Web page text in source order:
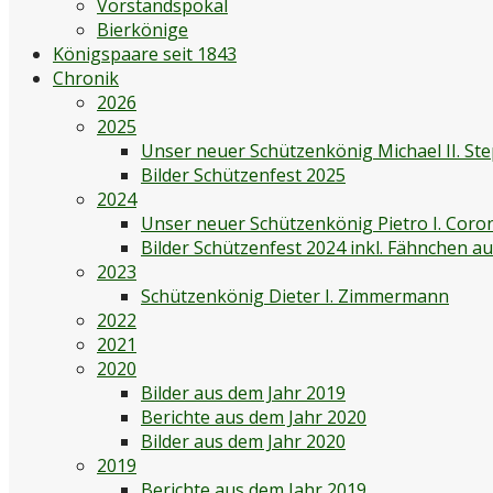
Vorstandspokal
Bierkönige
Königspaare seit 1843
Chronik
2026
2025
Unser neuer Schützenkönig Michael II.
Bilder Schützenfest 2025
2024
Unser neuer Schützenkönig Pietro I.
Bilder Schützenfest 2024 inkl. Fähnchen
2023
Schützenkönig Dieter I. Zimmermann
2022
2021
2020
Bilder aus dem Jahr 2019
Berichte aus dem Jahr 2020
Bilder aus dem Jahr 2020
2019